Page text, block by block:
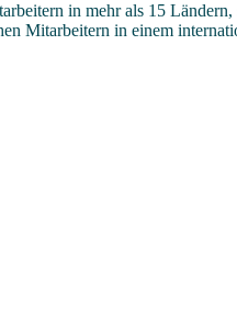
in mehr als 15
Mitarbeitern in einem